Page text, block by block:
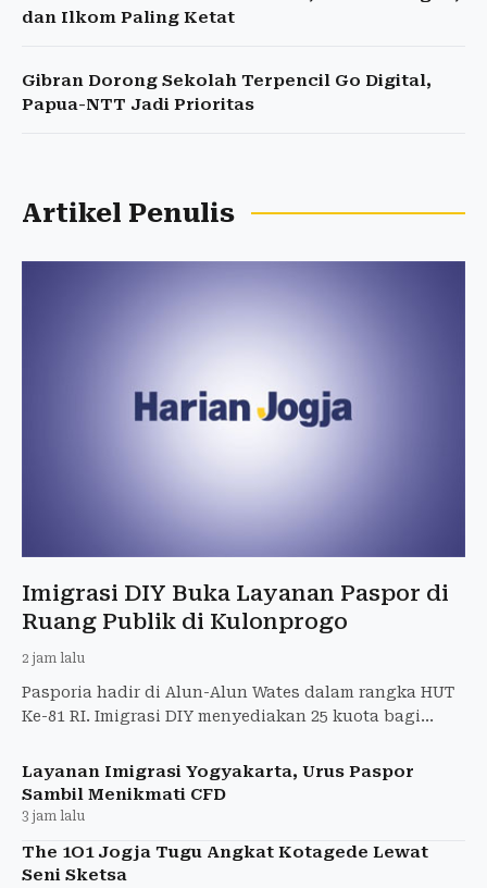
dan Ilkom Paling Ketat
Gibran Dorong Sekolah Terpencil Go Digital,
Papua-NTT Jadi Prioritas
Artikel Penulis
Imigrasi DIY Buka Layanan Paspor di
Ruang Publik di Kulonprogo
2 jam lalu
Pasporia hadir di Alun-Alun Wates dalam rangka HUT
Ke-81 RI. Imigrasi DIY menyediakan 25 kuota bagi
Layanan Imigrasi Yogyakarta, Urus Paspor
Sambil Menikmati CFD
3 jam lalu
The 1O1 Jogja Tugu Angkat Kotagede Lewat
Seni Sketsa